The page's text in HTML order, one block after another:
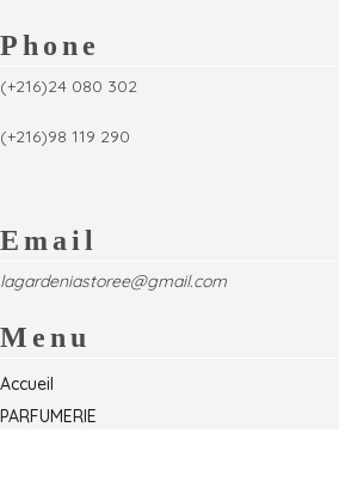
Phone
(+216)24 080 302
(+216)98 119 290
Email
lagardeniastoree@gmail.com
Menu
Accueil
PARFUMERIE